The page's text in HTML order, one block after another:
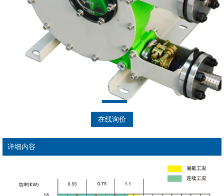
在线询价
详细内容